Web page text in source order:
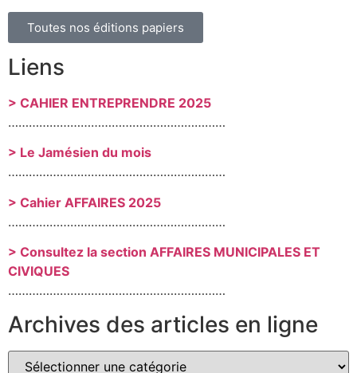
Toutes nos éditions papiers
Liens
> CAHIER ENTREPRENDRE 2025
………………………………………………………
> Le Jamésien du mois
………………………………………………………
> Cahier AFFAIRES 2025
………………………………………………………
> Consultez la section AFFAIRES MUNICIPALES ET
CIVIQUES
………………………………………………………
Archives des articles en ligne